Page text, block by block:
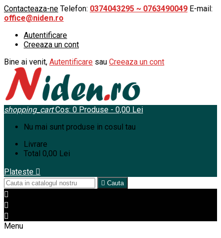
Contacteaza-ne Telefon: 0374043295 ~ 0763490049 E-mail:
office@niden.ro
Autentificare
Creeaza un cont
Bine ai venit, Autentificare sau Creeaza un cont
shopping_cart Cos: 0 Produse - 0,00 Lei
Nu mai sunt produse in cosul tau
Livrare
Total 0,00 Lei
Plateste 
 Cauta



Menu